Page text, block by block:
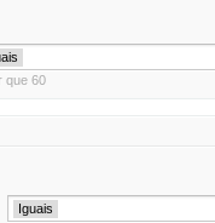
que 60
Iguais